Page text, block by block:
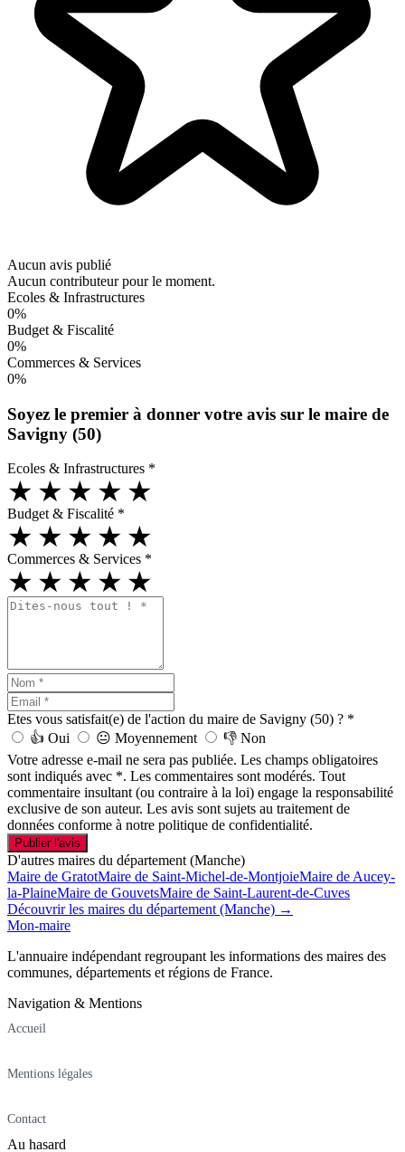
Aucun avis publié
Aucun contributeur pour le moment.
Ecoles & Infrastructures
0%
Budget & Fiscalité
0%
Commerces & Services
0%
Soyez le premier à donner votre avis sur le maire de
Savigny (50)
Ecoles & Infrastructures *
★ ★ ★ ★ ★
Budget & Fiscalité *
★ ★ ★ ★ ★
Commerces & Services *
★ ★ ★ ★ ★
Etes vous satisfait(e) de l'action du maire de Savigny (50) ? *
👍 Oui 😐 Moyennement 👎 Non
Votre adresse e-mail ne sera pas publiée. Les champs obligatoires
sont indiqués avec *. Les commentaires sont modérés. Tout
commentaire insultant (ou contraire à la loi) engage la responsabilité
exclusive de son auteur. Les avis sont sujets au traitement de
données conforme à notre politique de confidentialité.
Publier l'avis
D'autres maires du département (Manche)
Maire de GratotMaire de Saint-Michel-de-MontjoieMaire de Aucey-
la-PlaineMaire de GouvetsMaire de Saint-Laurent-de-Cuves
Découvrir les maires du département (Manche) →
Mon-maire
L'annuaire indépendant regroupant les informations des maires des
communes, départements et régions de France.
Navigation & Mentions
Accueil
Mentions légales
Contact
Au hasard